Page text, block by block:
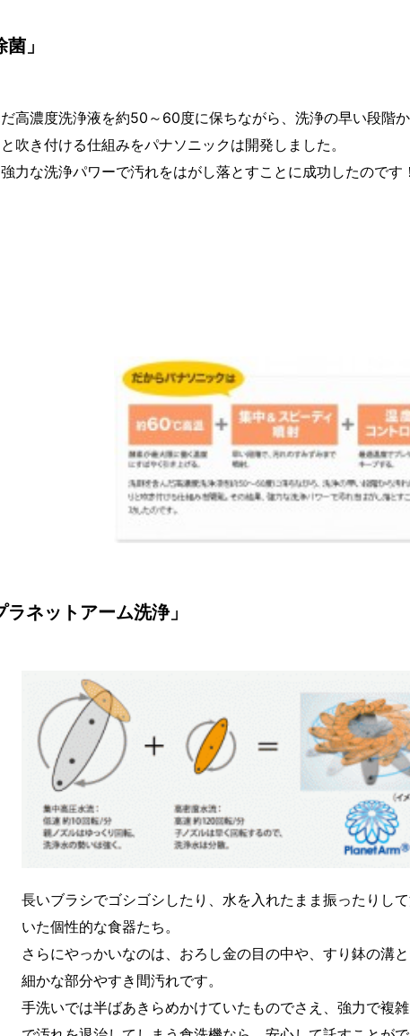
」
高濃度洗浄液を約50～60度に保ちながら、洗浄の早い段階
吹き付ける仕組みをパナソニックは開発しました。
力な洗浄パワーで汚れをはがし落とすことに成功したのです
ネットアーム洗浄」
長いブラシでゴシゴシしたり、水を入れたまま振ったりし
いた個性的な食器たち。
さらにやっかいなのは、おろし金の目の中や、すり鉢の溝
細かな部分やすき間汚れです。
手洗いでは半ばあきらめかけていたものでさえ、強力で複